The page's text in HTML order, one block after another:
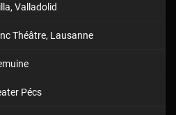
Valladolid
Théâtre, Lausanne
Pécs